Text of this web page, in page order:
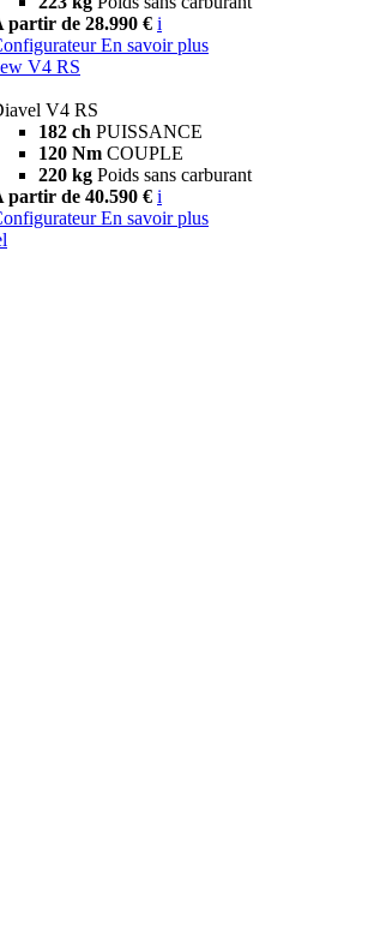
partir de 28.990 € i
En savoir plus
V4 RS
V4 RS
182 ch PUISSANCE
120 Nm COUPLE
220 kg Poids sans carburant
partir de 40.590 € i
En savoir plus